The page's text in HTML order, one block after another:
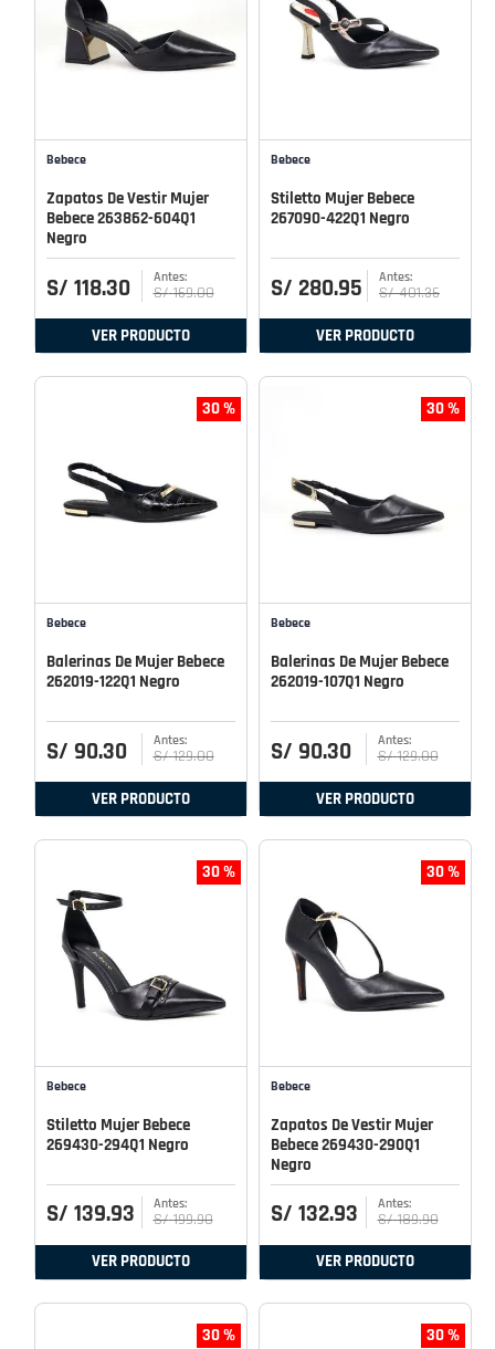
Bebece
Zapatos De Vestir Mujer
Bebece 263862-604Q1
Negro
S/ 118.30 S/ 169.00
VER PRODUCTO
Bebece
Stiletto Mujer Bebece
267090-422Q1 Negro
S/ 280.95 S/ 401.36
VER PRODUCTO
30 %
Bebece
Balerinas De Mujer Bebece
262019-122Q1 Negro
S/ 90.30 S/ 129.00
VER PRODUCTO
30 %
Bebece
Balerinas De Mujer Bebece
262019-107Q1 Negro
S/ 90.30 S/ 129.00
VER PRODUCTO
30 %
Bebece
Stiletto Mujer Bebece
269430-294Q1 Negro
S/ 139.93 S/ 199.90
VER PRODUCTO
30 %
Bebece
Zapatos De Vestir Mujer
Bebece 269430-290Q1
Negro
S/ 132.93 S/ 189.90
VER PRODUCTO
30 % 30 %